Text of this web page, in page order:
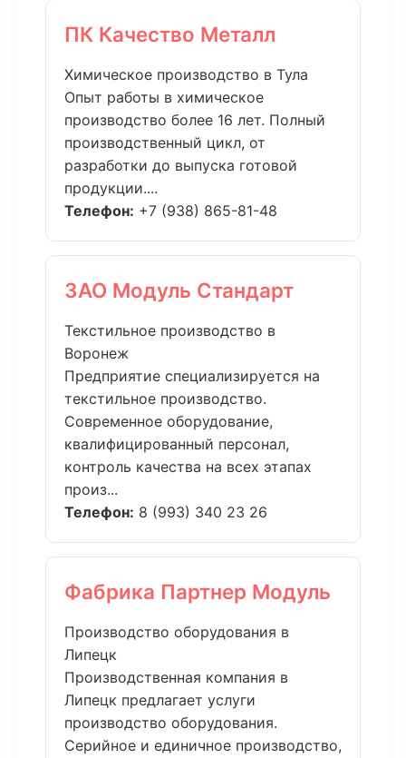
ПК Качество Металл
Химическое производство в Тула
Опыт работы в химическое
производство более 16 лет. Полный
производственный цикл, от
разработки до выпуска готовой
продукции....
Телефон: +7 (938) 865-81-48
ЗАО Модуль Стандарт
Текстильное производство в
Воронеж
Предприятие специализируется на
текстильное производство.
Современное оборудование,
квалифицированный персонал,
контроль качества на всех этапах
произ...
Телефон: 8 (993) 340 23 26
Фабрика Партнер Модуль
Производство оборудования в
Липецк
Производственная компания в
Липецк предлагает услуги
производство оборудования.
Серийное и единичное производство,